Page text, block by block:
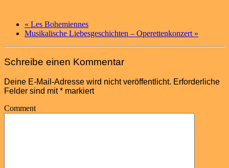
« Les Bohemiennes
Musikalische Liebesgeschichten – Operettenkonzert »
Schreibe einen Kommentar
Deine E-Mail-Adresse wird nicht veröffentlicht. Erforderliche
Felder sind mit* markiert
Comment